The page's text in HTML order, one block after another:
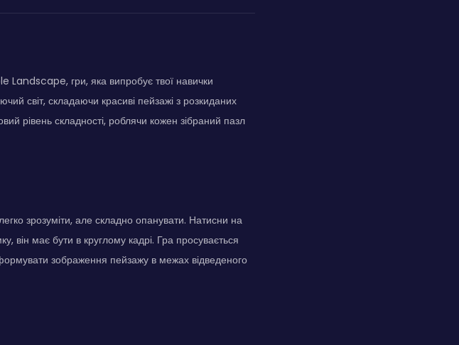
гри, яка випробує твої навички
світ, складаючи красиві пейзажі з розкиданих
рівень складності, роблячи кожен зібраний пазл
зрозуміти, але складно опанувати. Натисни на
він має бути в круглому кадрі. Гра просувається
зображення пейзажу в межах відведеного